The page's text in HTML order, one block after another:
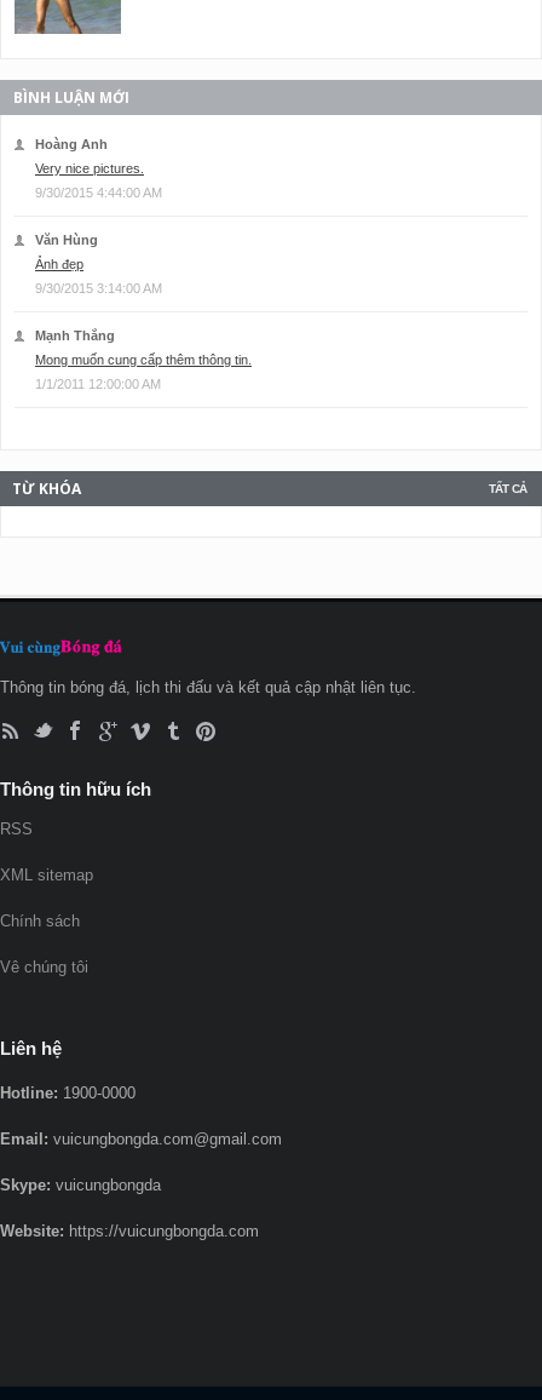
BÌNH LUẬN MỚI
Hoàng Anh
Very nice pictures.
9/30/2015 4:44:00 AM
Văn Hùng
Ảnh đẹp
9/30/2015 3:14:00 AM
Mạnh Thắng
Mong muốn cung cấp thêm thông tin.
1/1/2011 12:00:00 AM
TẤT CẢ
TỪ KHÓA
Thông tin bóng đá, lịch thi đấu và kết quả cập nhật liên tục.
Thông tin hữu ích
RSS
XML sitemap
Chính sách
Vê chúng tôi
Liên hệ
Hotline: 1900-0000
Email: vuicungbongda.com@gmail.com
Skype: vuicungbongda
Website: https://vuicungbongda.com